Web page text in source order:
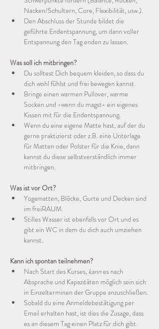
Nacken/Schultern, Core, Flexibilität, usw.).
Den Abschluss der Stunde bildet die
geführte Endentspannung, um dann voller
Entspannung den Tag enden zu lassen.
Was soll ich mitbringen?
Du solltest Dich bequem kleiden, so dass du
dich wohl fühlst und frei bewegen kannst.
Bringe einen warmen Pullover, warme
Socken und -wenn du magst- ein eigenes
Kissen mit für die Endentspannung.
Wenn du eine eigene Matte hast, auf der du
gerne praktizierst oder z.B. eine Unterlage
für Matten oder Polster für die Knie, dann
kannst du diese selbstverständlich immer
mitbringen.
Was ist vor Ort?
Yogamatten, Blöcke, Gurte und Decken sind
im freiRAUM.
Stilles Wasser ist ebenfalls vor Ort und es
gibt ein WC in dem du dich auch umziehen
kannst.
Kann ich spontan teilnehmen?
Nach Start des Kurses, kann es nach
Absprache und Kapazitäten möglich sein sich
in Einzelterminen der Gruppe anzuschließen.
Sobald du eine Anmeldebestätigung per
Email erhalten hast, ist dies die Zusage, dass
es an diesem Tag einen Platz für dich gibt.